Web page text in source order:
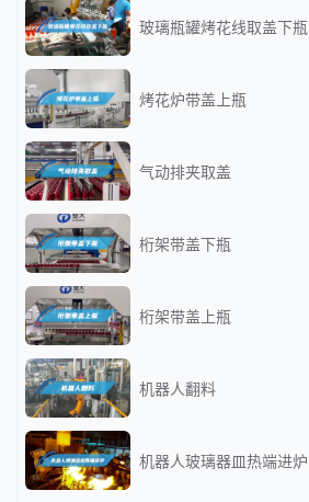
玻璃瓶罐烤花线取盖下瓶
烤花炉带盖上瓶
气动排夹取盖
桁架带盖下瓶
桁架带盖上瓶
机器人翻料
机器人玻璃器皿热端进炉